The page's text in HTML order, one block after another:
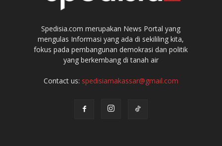
Spedisia.com merupakan News Portal yang
mengulas Informasi yang ada di sekililing kita,
fokus pada pembangunan demokrasi dan politik
yang berkembang di tanah air
Contact us: spedisiamakassar@gmail.com